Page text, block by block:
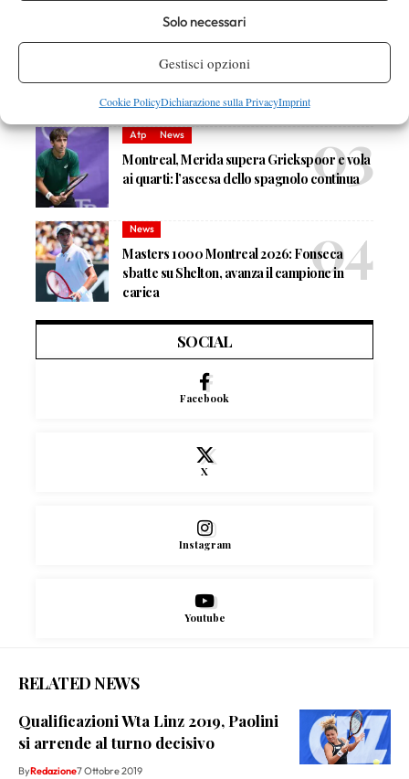
Solo necessari
Gestisci opzioni
Cookie PolicyDichiarazione sulla PrivacyImprint
Atp News
Montreal, Mensik ai quarti: battuto Van de
Zandschulp, ora Shelton
Atp News
Montreal, Merida supera Griekspoor e vola
ai quarti: l’ascesa dello spagnolo continua
News
Masters 1000 Montreal 2026: Fonseca
sbatte su Shelton, avanza il campione in
carica
SOCIAL
Facebook
X
Instagram
Youtube
RELATED NEWS
Qualificazioni Wta Linz 2019, Paolini
si arrende al turno decisivo
ByRedazione7 Ottobre 2019